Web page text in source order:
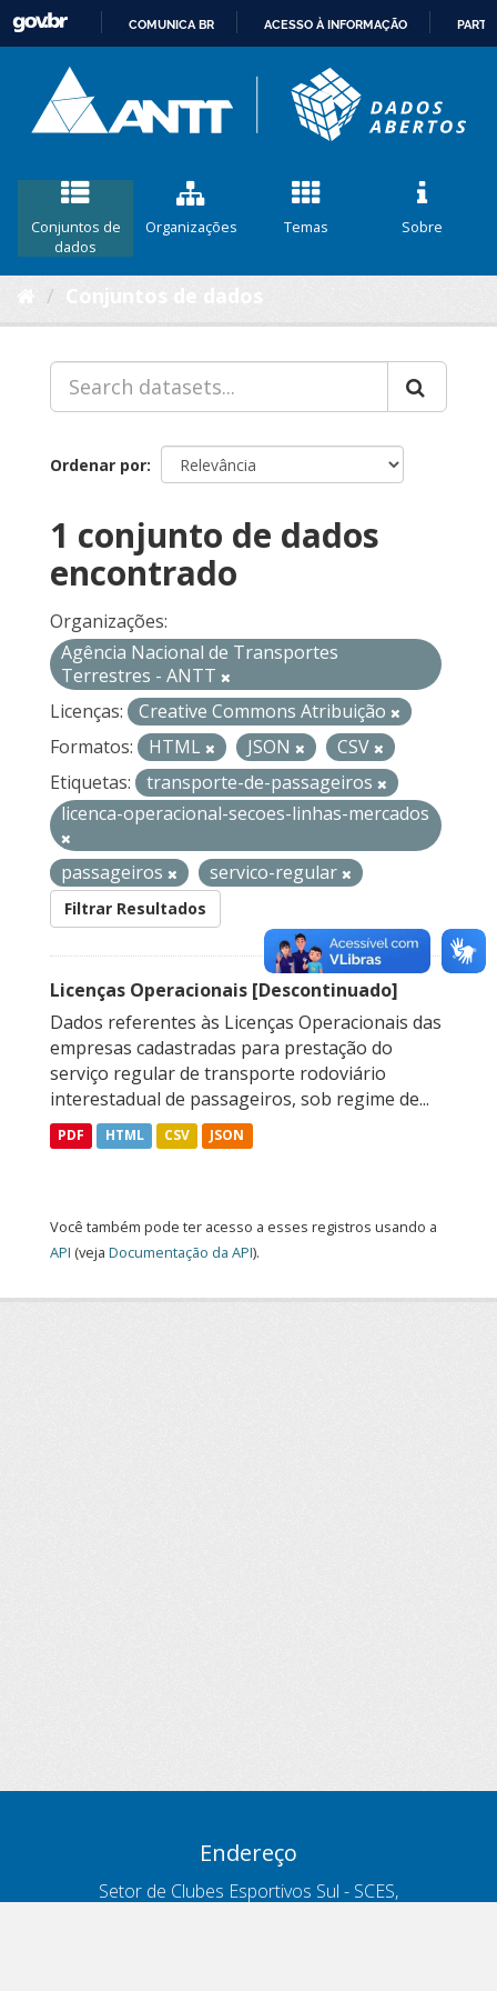
CONTEÚDO
COMUNICA BR ACESSO À INFORMAÇÃO
Conjuntos de
dados
Organizações Temas Sobre
Ordenar por
1 conjunto de dados
encontrado
Organizações:
Agência Nacional de Transportes
Terrestres - ANTT
Licenças:
Creative Commons Atribuição
Formatos:
HTML JSON
CSV
Etiquetas:
transporte-de-passageiros
licenca-operacional-secoes-linhas-mercados
passageiros servico-regular
Filtrar Resultados
Licenças Operacionais [Descontinuado]
Dados referentes às Licenças Operacionais das
empresas cadastradas para prestação do
serviço regular de transporte rodoviário
interestadual de passageiros, sob regime de...
PDF HTML CSV JSON
Você também pode ter acesso a esses registros usando a
API (veja Documentação da API).
Endereço
Setor de Clubes Esportivos Sul - SCES,